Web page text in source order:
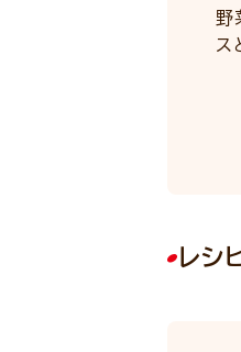
野
ス
レシ